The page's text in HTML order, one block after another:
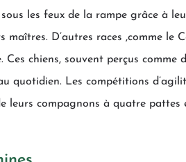
les feux de la rampe grâce à
D’autres races ,comme le
chiens, souvent perçus comme
quotidien. Les compétitions
leurs compagnons à quatre pattes